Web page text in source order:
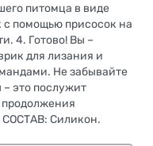
питомца в виде
с помощью присосок на
4. Готово! Вы –
для лизания и
Не забывайте
– это послужит
СОСТАВ: Силикон.